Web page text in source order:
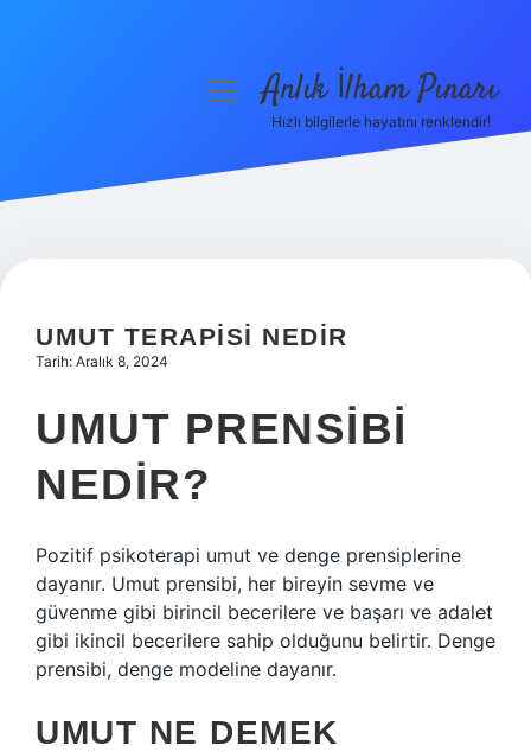
Hakkımızda
menüyüAnlık İlham Pınarı
Hızlı bilgilerle hayatını renklendir!
UMUT TERAPISI NEDIR
Tarih: Aralık 8, 2024
UMUT PRENSIBI
NEDIR?
Pozitif psikoterapi umut ve denge prensiplerine
dayanır. Umut prensibi, her bireyin sevme ve
güvenme gibi birincil becerilere ve başarı ve adalet
gibi ikincil becerilere sahip olduğunu belirtir. Denge
prensibi, denge modeline dayanır.
UMUT NE DEMEK